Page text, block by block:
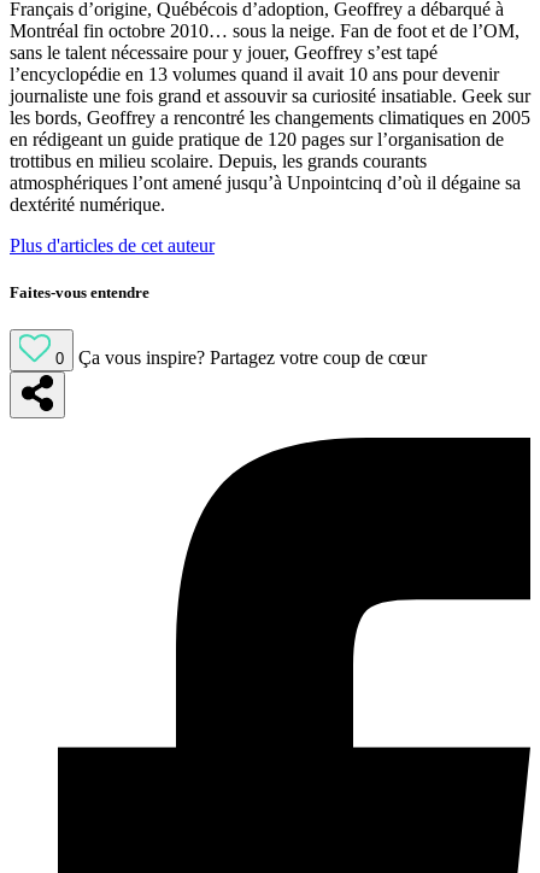
Français d’origine, Québécois d’adoption, Geoffrey a débarqué à
Montréal fin octobre 2010… sous la neige. Fan de foot et de l’OM,
sans le talent nécessaire pour y jouer, Geoffrey s’est tapé
l’encyclopédie en 13 volumes quand il avait 10 ans pour devenir
journaliste une fois grand et assouvir sa curiosité insatiable. Geek sur
les bords, Geoffrey a rencontré les changements climatiques en 2005
en rédigeant un guide pratique de 120 pages sur l’organisation de
trottibus en milieu scolaire. Depuis, les grands courants
atmosphériques l’ont amené jusqu’à Unpointcinq d’où il dégaine sa
dextérité numérique.
Plus d'articles de cet auteur
Faites-vous entendre
0 Ça vous inspire? Partagez votre coup de cœur